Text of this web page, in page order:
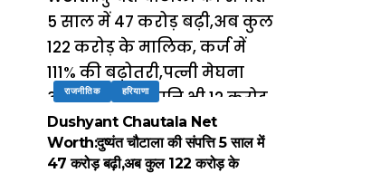
राजनीतिक हरियाणा
Dushyant Chautala Net
Worth:दुष्यंत चौटाला की संपत्ति 5 साल में
47 करोड़ बढ़ी,अब कुल 122 करोड़ के